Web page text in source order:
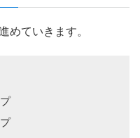
めていきます。